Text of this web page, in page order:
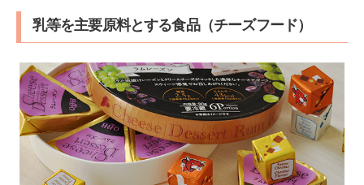
乳等を主要原料とする食品（チーズフード）